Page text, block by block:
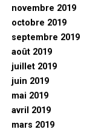
novembre 2019
octobre 2019
septembre 2019
août 2019
juillet 2019
juin 2019
mai 2019
avril 2019
mars 2019